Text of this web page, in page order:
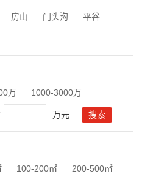
房山 门头沟 平谷
万 1000-3000万
万元
100-200㎡ 200-500㎡